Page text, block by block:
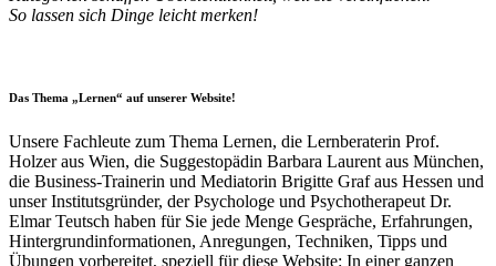
So lassen sich Dinge leicht merken!
Das Thema „Lernen“ auf unserer Website!
Unsere Fachleute zum Thema Lernen, die Lernberaterin Prof.
Holzer aus Wien, die Suggestopädin Barbara Laurent aus München,
die Business-Trainerin und Mediatorin Brigitte Graf aus Hessen und
unser Institutsgründer, der Psychologe und Psychotherapeut Dr.
Elmar Teutsch haben für Sie jede Menge Gespräche, Erfahrungen,
Hintergrundinformationen, Anregungen, Techniken, Tipps und
Übungen vorbereitet, speziell für diese Website: In einer ganzen